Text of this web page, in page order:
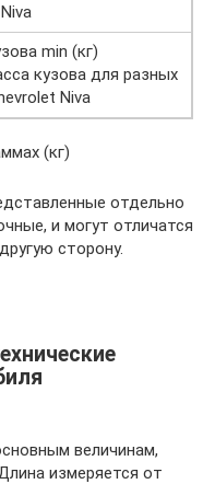
min (кг)
кузова для разных
Niva
(кг)
отдельно
и могут отличатся
сторону.
величинам,
измеряется от